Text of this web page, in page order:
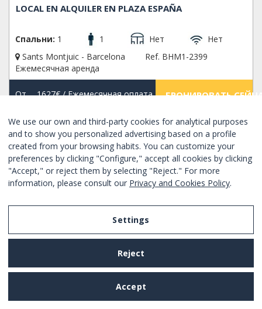
LOCAL EN ALQUILER EN PLAZA ESPAÑA
Спальни: 1 1 Нет
Нет
Sants Montjuic - Barcelona
Ref. BHM1-2399
Ежемесячная аренда
От 1627€/ Ежемесячная оплата БРОНИРОВАТЬ
НОВОЕ Xорошо
We use our own and third-party cookies for analytical purposes
and to show you personalized advertising based on a profile
created from your browsing habits. You can customize your
preferences by clicking "Configure," accept all cookies by clicking
"Accept," or reject them by selecting "Reject." For more
information, please consult our Privacy and Cookies Policy.
Settings
Reject
Accept